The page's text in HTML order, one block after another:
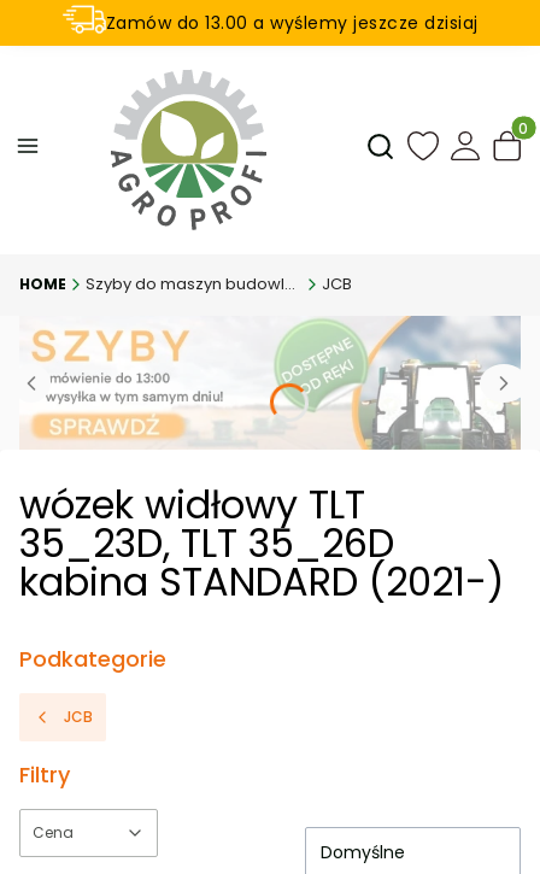
Zamów do 13.00 a wyślemy jeszcze dzisiaj
U nas na zwrot aż 21 dni
Otwórz
Szyby do maszyn budowlanych JCB
wózek widłowy TLT
35_23D, TLT 35_26D
kabina STANDARD (2021-)
Podkategorie
JCB
Filtry
Cena
Domyślne